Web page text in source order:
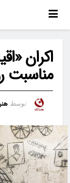
اکران
مناسبت
توسط